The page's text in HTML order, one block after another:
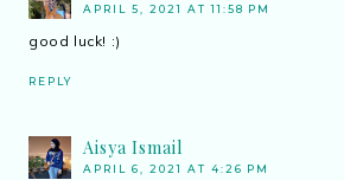
APRIL 5, 2021 AT 11:58 PM
good luck! :)
REPLY
Aisya Ismail
APRIL 6, 2021 AT 4:26 PM